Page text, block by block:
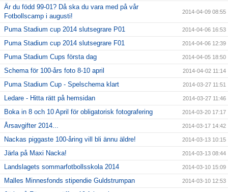
Är du född 99-01? Då ska du vara med på vår
Fotbollscamp i augusti!
2014-04-09 08:55
Puma Stadium cup 2014 slutsegrare P01 2014-04-06 16:53
Puma Stadium cup 2014 slutsegrare F01 2014-04-06 12:39
Puma Stadium Cups första dag 2014-04-05 18:50
Schema för 100-års foto 8-10 april 2014-04-02 11:14
Puma Stadium Cup - Spelschema klart 2014-03-27 11:51
Ledare - Hitta rätt på hemsidan 2014-03-27 11:46
Boka in 8 och 10 April för obligatorisk fotografering 2014-03-20 17:17
Årsavgifter 2014... 2014-03-17 14:42
Nackas piggaste 100-åring vill bli ännu äldre! 2014-03-13 10:15
Järla på Maxi Nacka! 2014-03-13 08:44
Landslagets sommarfotbollsskola 2014 2014-03-10 15:09
Malles Minnesfonds stipendie Guldstrumpan 2014-03-10 12:53